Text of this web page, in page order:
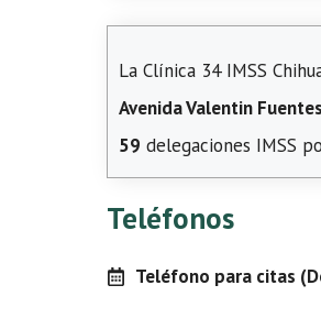
La Clínica 34 IMSS
Avenida Valentin
59 delegaciones IMSS
Teléfonos
Teléfono para citas